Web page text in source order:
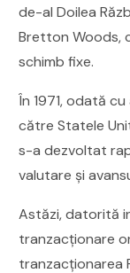
de-al Doilea
Bretton Woods,
schimb fixe.
În 1971, odată
către Statele
s-a dezvoltat
valutare și
Astăzi, datorită
tranzacționare
tranzacționarea